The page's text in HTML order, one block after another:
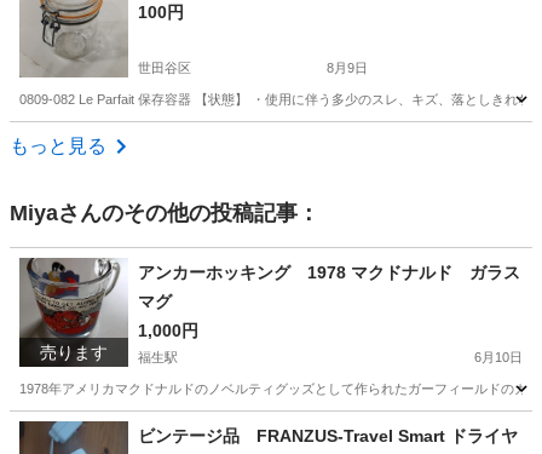
100円
世田谷区 8月9日
0809-082 Le Parfait 保存容器 【状態】 ・使用に伴う多少のスレ、キズ、落としきれ
東京 世田谷区
もっと見る
Miyaさんのその他の投稿記事：
売ります
アンカーホッキング 1978 マクドナルド ガラス
マグ
1,000円
福生駅 6月10日
1978年アメリカマクドナルドのノベルティグッズとして作られたガーフィールドの
東京 羽村市 福生駅 食器
ビンテージ品 FRANZUS-Travel Smart ドライヤ